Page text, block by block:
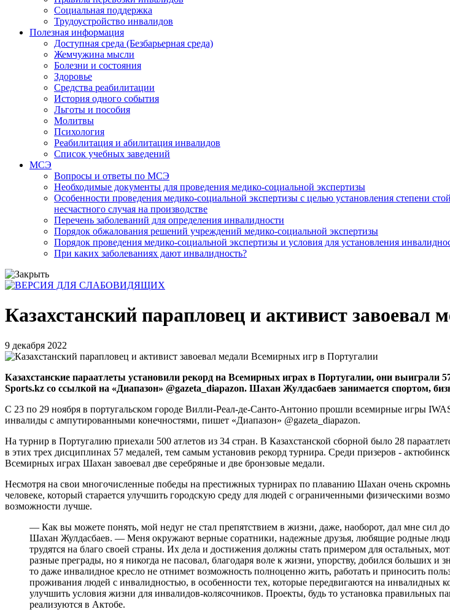
Социальная поддержка
Трудоустройство инвалидов
Полезная информация
Доступная среда (Безбарьерная среда)
Жемчужина мысли
Болезни и состояния
Здоровье
Средства реабилитации
История одного события
Льготы и пособия
Молитвы
Психология
Реабилитация и абилитация инвалидов
Список учебных заведений
МСЭ
Вопросы и ответы по МСЭ
Необходимые документы для проведения медико-социальной экспертизы
Особенности проведения медико-социальной экспертизы с целью установления степени
несчастного случая на производстве
Перечень заболеваний для определения инвалидности
Порядок обжалования решений учреждений медико-социальной экспертизы
Порядок проведения медико-социальной экспертизы и условия для установления
При каких заболеваниях дают инвалидность?
Казахстанский парапловец и активист
9 декабря 2022
Казахстанские параатлеты установили рекорд на Всемирных играх в Португалии, они выиграли
Sports.kz со ссылкой на «Диапазон» @gazeta_diapazon. Шахан Жулдасбаев занимается спортом,
С 23 по 29 ноября в португальском городе Вилли-Реал-де-Санто-Антонио прошли всемирные игры
инвалиды с ампутированными конечностями, пишет «Диапазон» @gazeta_diapazon.
На турнир в Португалию приехали 500 атлетов из 34 стран. В Казахстанской сборной было 28
в этих трех дисциплинах 57 медалей, тем самым установив рекорд турнира. Среди призеров -
Всемирных играх Шахан завоевал две серебряные и две бронзовые медали.
Несмотря на свои многочисленные победы на престижных турнирах по плаванию Шахан очень
человеке, который старается улучшить городскую среду для людей с ограниченными физическими
возможности лучше.
— Как вы можете понять, мой недуг не стал препятствием в жизни, даже, наоборот, дал мне сил
Шахан Жулдасбаев. — Меня окружают верные соратники, надежные друзья, любящие родные
трудятся на благо своей страны. Их дела и достижения должны стать примером для остальных,
разные преграды, но я никогда не пасовал, благодаря воле к жизни, упорству, добился больших и
то даже инвалидное кресло не отнимет возможность полноценно жить, работать и приносить
проживания людей с инвалидностью, в особенности тех, которые передвигаются на инвалидных
улучшить условия жизни для инвалидов-колясочников. Проекты, будь то установка правильных
реализуются в Актобе.